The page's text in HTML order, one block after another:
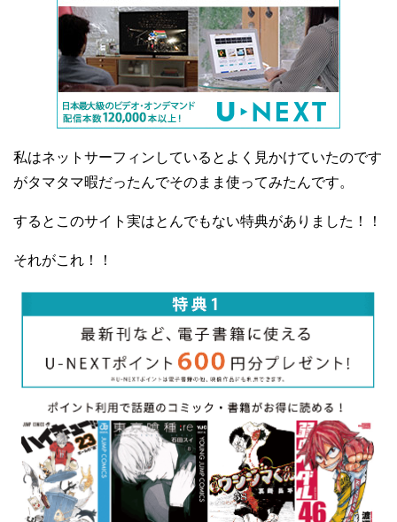
私はネットサーフィンしているとよく見かけていたのです
がタマタマ暇だったんでそのまま使ってみたんです。
するとこのサイト実はとんでもない特典がありました！！
それがこれ！！